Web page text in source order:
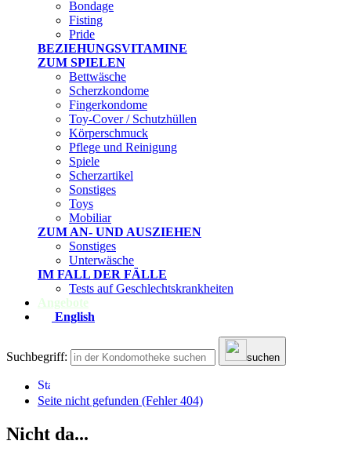
Bondage
Fisting
Pride
BEZIEHUNGSVITAMINE
ZUM SPIELEN
Bettwäsche
Scherzkondome
Fingerkondome
Toy-Cover / Schutzhüllen
Körperschmuck
Pflege und Reinigung
Spiele
Scherzartikel
Sonstiges
Toys
Mobiliar
ZUM AN- UND AUSZIEHEN
Sonstiges
Unterwäsche
IM FALL DER FÄLLE
Tests auf Geschlechtskrankheiten
Angebote
English
Suchbegriff: suchen
Seite nicht gefunden (Fehler 404)
Nicht da...